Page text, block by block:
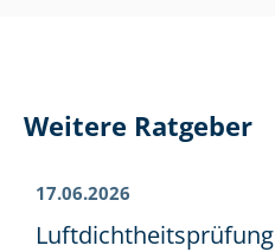
Weitere Ratgeber
17.06.2026
Luft­dicht­heits­prü­fung